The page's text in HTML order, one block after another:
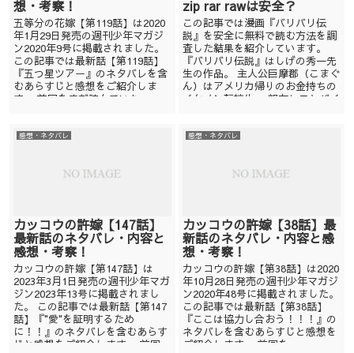
想・考察！
五等分の花嫁【第119話】は2020
年1月29日発売の週刊少年マガジ
ン2020年9号に掲載されました。
この記事では最新話【第119話】
『五つ星ツアー』のネタバレを含
むあらすじと感想をご紹介しま
す。 前回をまだ読んでいな...
zip rar rawは安全？
この記事では漫画『バリバリ伝
説』を安全に無料で読む方法を調
査した結果を紹介しています。
『バリバリ伝説』はしげの秀一先
生の作品。 主人公巨摩郡（こまぐ
ん）はアメリカ帰りのお金持ちの
イケメン転校生。 親友ヒロとバイ
感想・ネタバレ
カッコウの許嫁【147話】
最新話のネタバレ・内容と
感想・考察！
カッコウの許嫁【第147話】は
2023年3月1日発売の週刊少年マガ
ジン2023年13号に掲載されまし
た。 この記事では最新話【第147
話】『"愛"を証明するため
に！！』のネタバレを含むあらす
じと感想をご紹介します。 前回...
感想・ネタバレ
カッコウの許嫁【38話】最
新話のネタバレ・内容と感
想・考察！
カッコウの許嫁【第38話】は2020
年10月28日発売の週刊少年マガジ
ン2020年48号に掲載されました。
この記事では最新話【第38話】
『ここは協力し合おう！！！』の
ネタバレを含むあらすじと感想を
ご紹介します。 前回を...